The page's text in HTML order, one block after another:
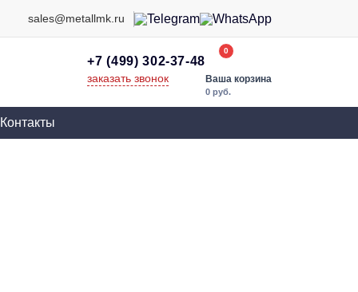
sales@metallmk.ru
+7 (499) 302-37-48
заказать звонок
0
Ваша корзина
0 руб.
Контакты